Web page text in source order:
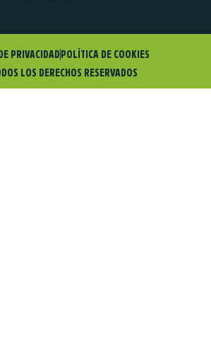
LOS DERECHOS RESERVADOS
PRIVACIDAD POLÍTICA DE COOKIES